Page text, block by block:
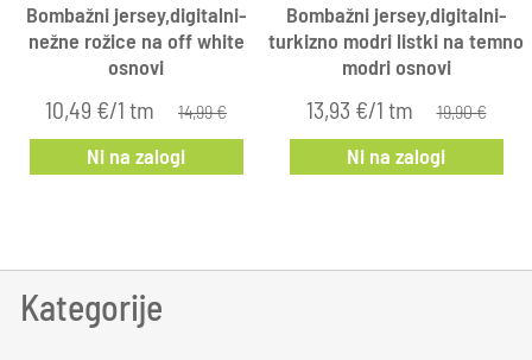
Bombažni jersey,digitalni-
nežne rožice na off white
osnovi
10,49 €/1 tm 14,99 €
Ni na zalogi
Bombažni jersey,digitalni-
turkizno modri listki na temno
modri osnovi
13,93 €/1 tm 19,90 €
Ni na zalogi
Kategorije